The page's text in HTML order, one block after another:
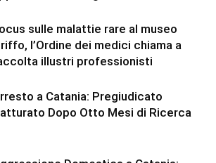
sulle malattie rare al museo
l’Ordine dei medici chiama a
illustri professionisti
a Catania: Pregiudicato
Dopo Otto Mesi di Ricerca